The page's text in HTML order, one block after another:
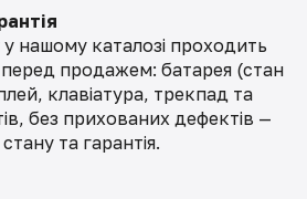
нашому каталозі проходить
продажем: батарея (стан
клавіатура, трекпад та
без прихованих дефектів —
та гарантія.